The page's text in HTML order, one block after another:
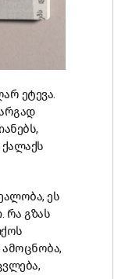
ეტევა.
ეს
რა გზას